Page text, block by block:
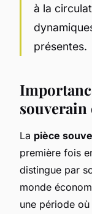
à la
présentes.
souverain
La pièce
première fois
distingue par
monde
une période